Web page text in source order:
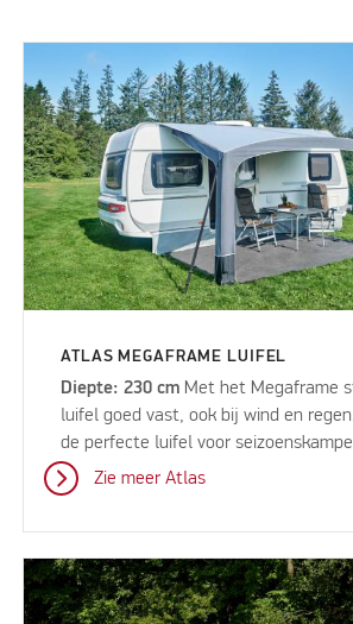
ATLAS MEGAFRAME LUIFEL
Diepte: 230 cm Met het Megaframe
luifel goed vast, ook bij wind en
de perfecte luifel voor
Zie meer Atlas